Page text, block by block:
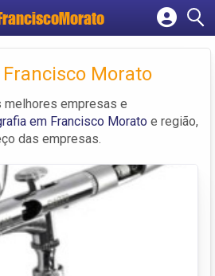
Cadastrar empresa
Criar conta
Morato
melhores empresas e
em Francisco Morato e região,
das empresas.